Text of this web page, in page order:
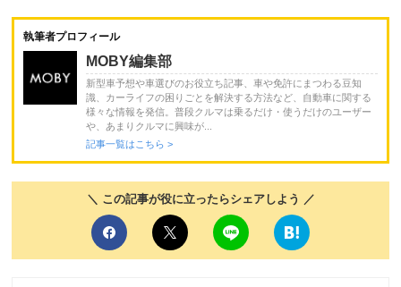
執筆者プロフィール
MOBY編集部
新型車予想や車選びのお役立ち記事、車や免許にまつわる豆知
識、カーライフの困りごとを解決する方法など、自動車に関する
様々な情報を発信。普段クルマは乗るだけ・使うだけのユーザー
や、あまりクルマに興味が...
記事一覧はこちら >
＼ この記事が役に立ったらシェアしよう ／